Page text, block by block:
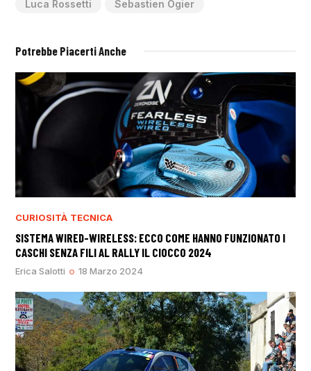
Luca Rossetti Sebastien Ogier
Potrebbe Piacerti Anche
CURIOSITÀ TECNICA
SISTEMA WIRED-WIRELESS: ECCO COME HANNO FUNZIONATO I
CASCHI SENZA FILI AL RALLY IL CIOCCO 2024
Erica Salotti 18 Marzo 2024